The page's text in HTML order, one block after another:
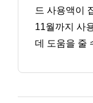
드 사용액이
11월까지 사
데 도움을 줄